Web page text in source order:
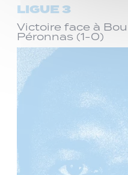
LIGUE 3
Victoire face à
Péronnas (1-0)